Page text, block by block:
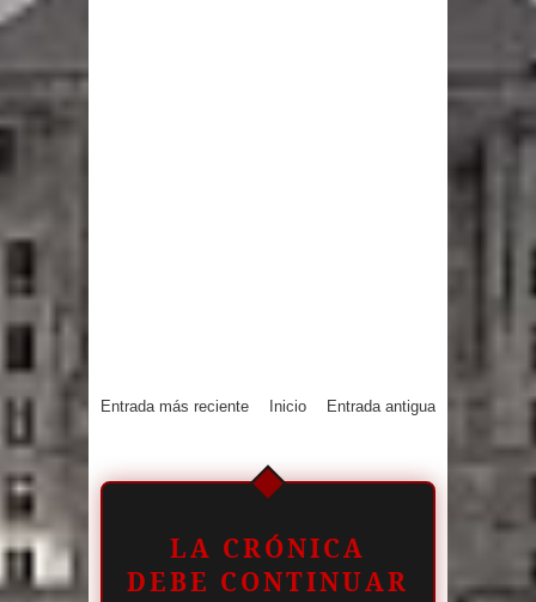
Entrada más reciente Entrada antigua
Inicio
LA CRÓNICA
DEBE CONTINUAR